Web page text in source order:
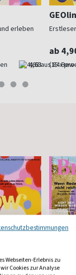
erleben
4,63
ab
(15 x
Webseiten-Erlebnis zu
Cookies zur Analyse